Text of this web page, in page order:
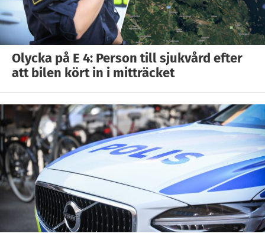
Olycka på E 4: Person till sjukvård efter
att bilen kört in i mitträcket